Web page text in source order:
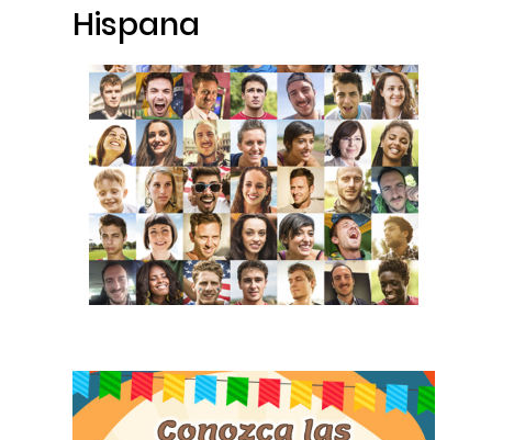
Hispana